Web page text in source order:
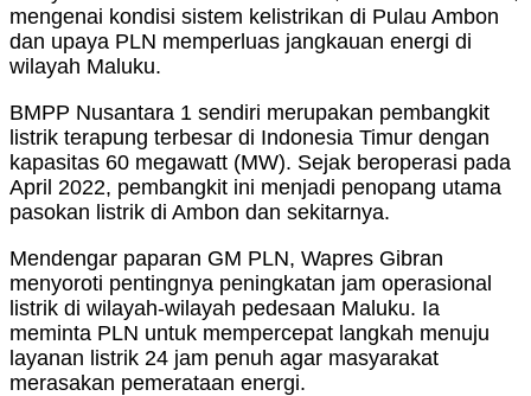
mengenai kondisi sistem kelistrikan di Pulau Ambon
dan upaya PLN memperluas jangkauan energi di
wilayah Maluku.
BMPP Nusantara 1 sendiri merupakan pembangkit
listrik terapung terbesar di Indonesia Timur dengan
kapasitas 60 megawatt (MW). Sejak beroperasi pada
April 2022, pembangkit ini menjadi penopang utama
pasokan listrik di Ambon dan sekitarnya.
Mendengar paparan GM PLN, Wapres Gibran
menyoroti pentingnya peningkatan jam operasional
listrik di wilayah-wilayah pedesaan Maluku. Ia
meminta PLN untuk mempercepat langkah menuju
layanan listrik 24 jam penuh agar masyarakat
merasakan pemerataan energi.